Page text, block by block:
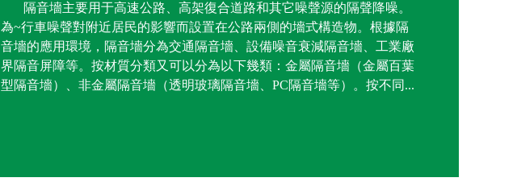
隔音墻主要用于高速公路、高架復合道路和其它噪聲源的隔聲降噪。
為~行車噪聲對附近居民的影響而設置在公路兩側的墻式構造物。根據隔
音墻的應用環境，隔音墻分為交通隔音墻、設備噪音衰減隔音墻、工業廠
界隔音屏障等。按材質分類又可以分為以下幾類：金屬隔音墻（金屬百葉
型隔音墻）、非金屬隔音墻（透明玻璃隔音墻、PC隔音墻等）。按不同...